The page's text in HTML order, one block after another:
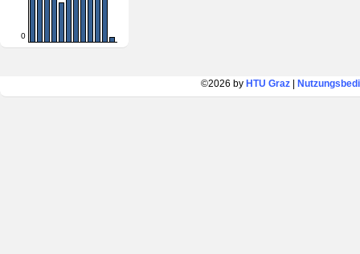
0
©2026 by HTU Graz|